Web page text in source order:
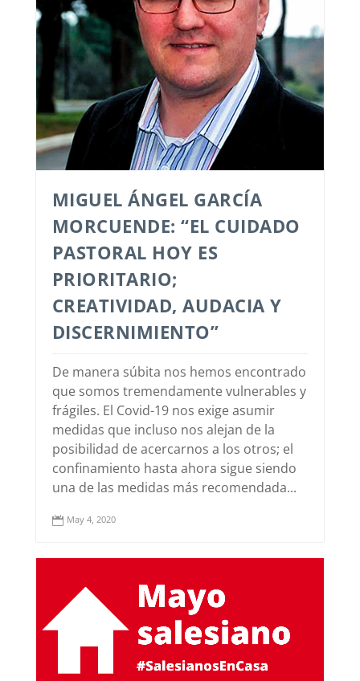
MIGUEL ÁNGEL GARCÍA
MORCUENDE: “EL CUIDADO
PASTORAL HOY ES
PRIORITARIO;
CREATIVIDAD, AUDACIA Y
DISCERNIMIENTO”
De manera súbita nos hemos encontrado
que somos tremendamente vulnerables y
frágiles. El Covid-19 nos exige asumir
medidas que incluso nos alejan de la
posibilidad de acercarnos a los otros; el
confinamiento hasta ahora sigue siendo
una de las medidas más recomendada...
 May 4, 2020